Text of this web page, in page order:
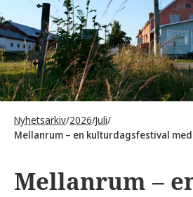
Nyhetsarkiv/2026/Juli/
Mellanrum – en kulturdagsfestival
Mellanrum –